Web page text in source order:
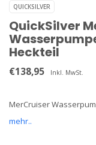
QUICKSILVER
QuickSilver
Heckteil
€138,95 Inkl. MwSt.
MerCruiser
mehr..